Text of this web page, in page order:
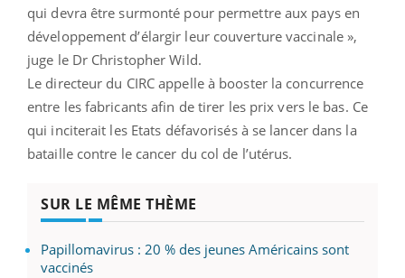
qui devra être surmonté pour permettre aux pays en
développement d’élargir leur couverture vaccinale »,
juge le Dr Christopher Wild.
Le directeur du CIRC appelle à booster la concurrence
entre les fabricants afin de tirer les prix vers le bas. Ce
qui inciterait les Etats défavorisés à se lancer dans la
bataille contre le cancer du col de l’utérus.
SUR LE MÊME THÈME
Papillomavirus : 20 % des jeunes Américains sont
vaccinés